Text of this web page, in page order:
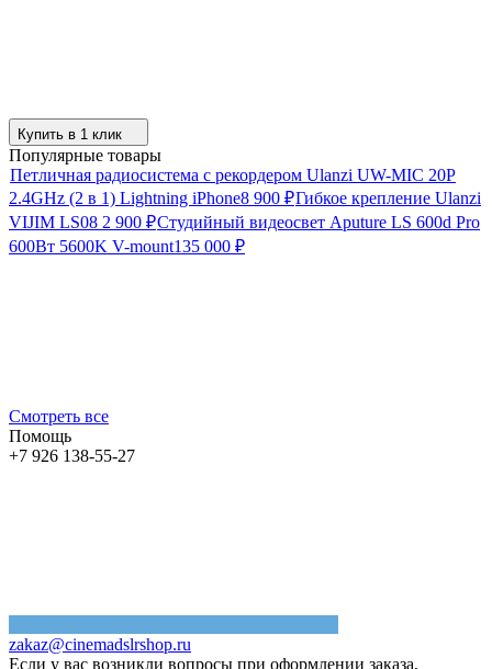
Купить в 1 клик
Популярные товары
Петличная радиосистема с рекордером Ulanzi UW-MIC 20P
2.4GHz (2 в 1) Lightning iPhone8 900 ₽Гибкое крепление Ulanzi
VIJIM LS08 2 900 ₽Студийный видеосвет Aputure LS 600d Pro
600Вт 5600K V-mount135 000 ₽
Смотреть все
Помощь
+7 926 138-55-27
zakaz@cinemadslrshop.ru
Если у вас возникли вопросы при оформлении заказа,